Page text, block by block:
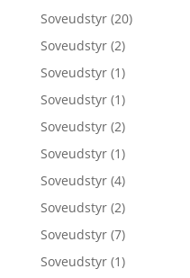
Soveudstyr (20)
Soveudstyr (2)
Soveudstyr (1)
Soveudstyr (1)
Soveudstyr (2)
Soveudstyr (1)
Soveudstyr (4)
Soveudstyr (2)
Soveudstyr (7)
Soveudstyr (1)